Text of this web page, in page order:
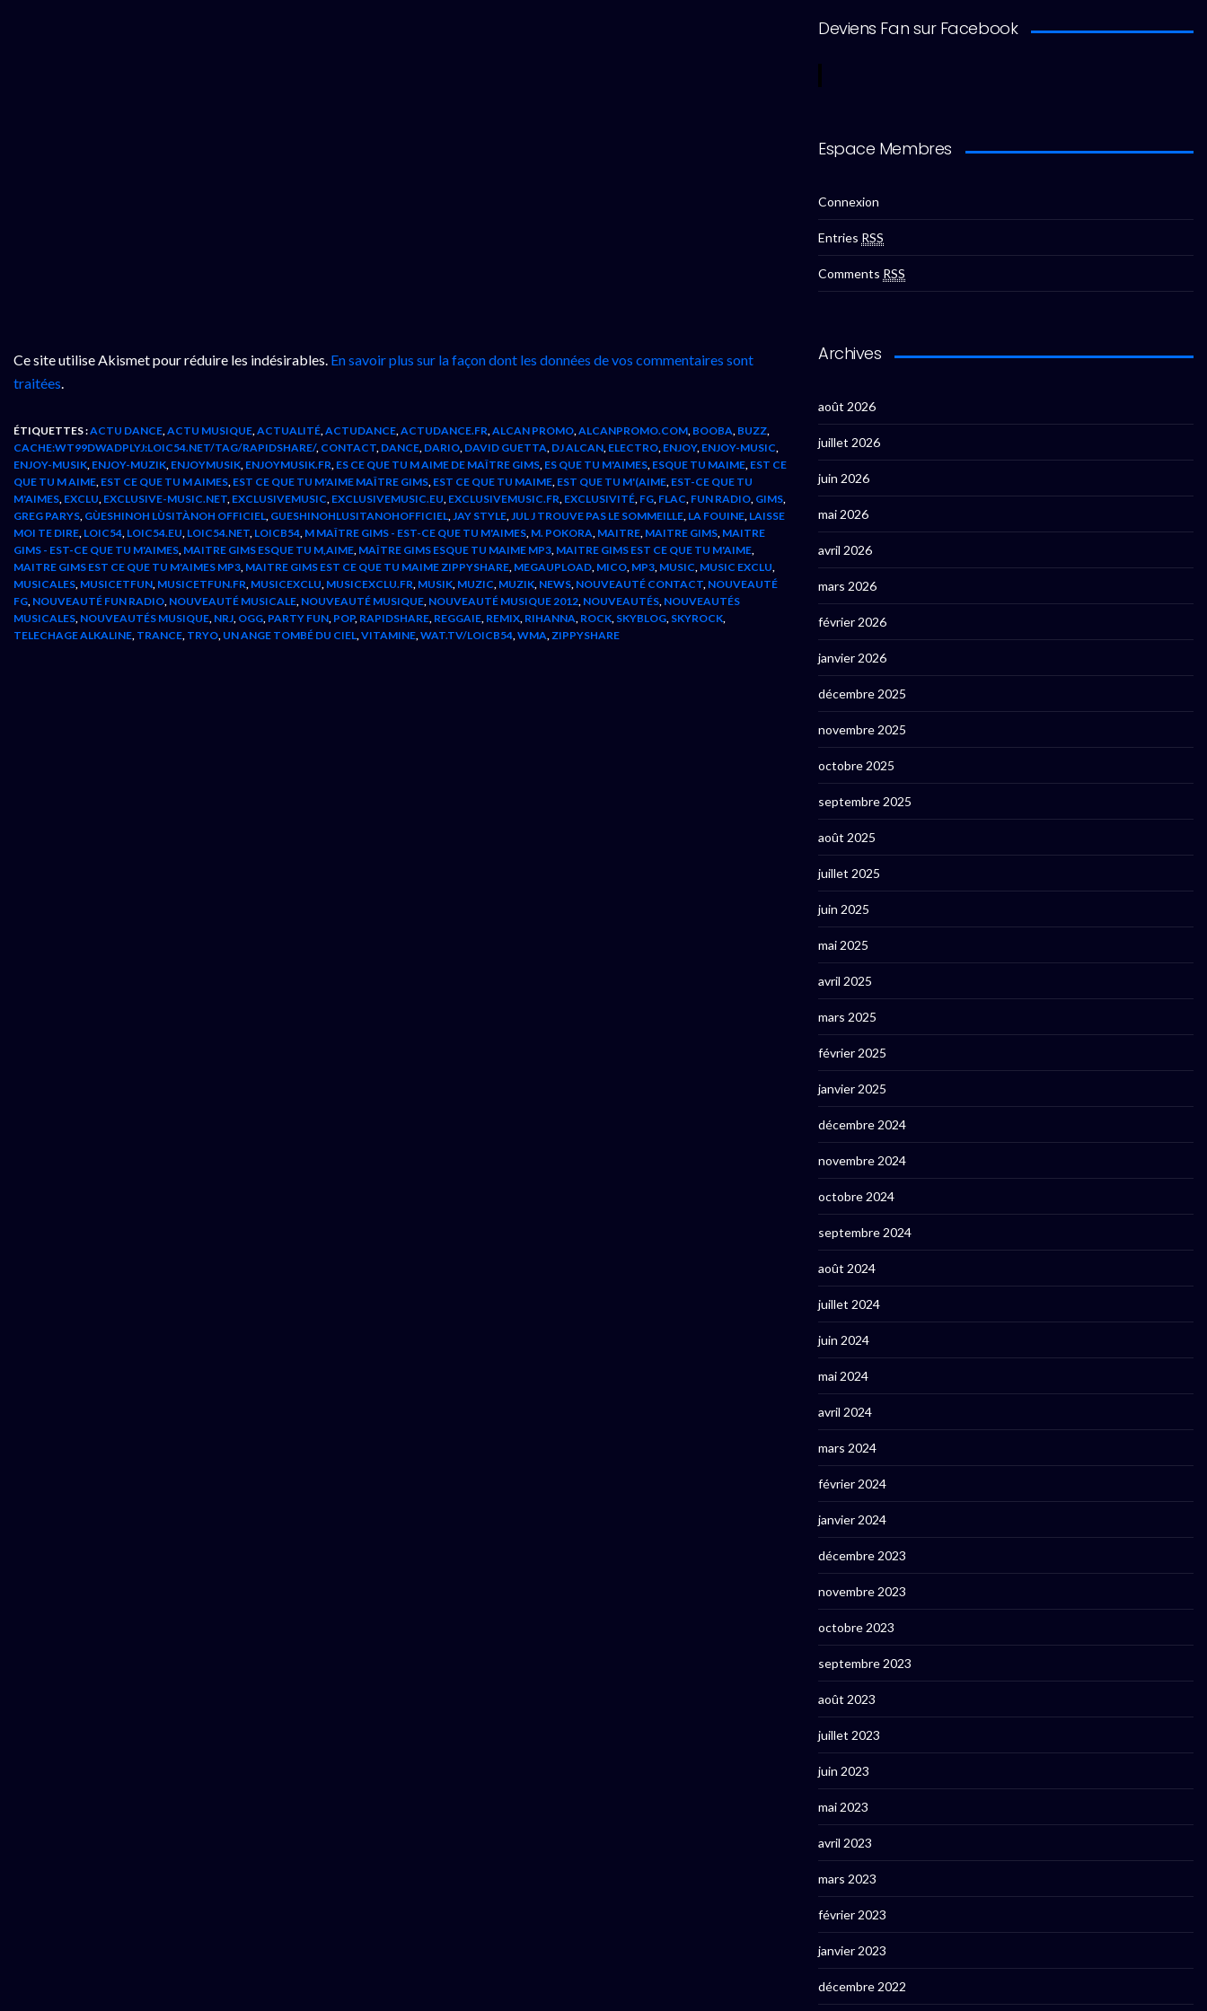
Ce site utilise Akismet pour réduire les indésirables. En savoir plus sur la façon dont les données de vos commentaires sont
traitées.
ÉTIQUETTES :ACTU DANCE,ACTU MUSIQUE,ACTUALITÉ,ACTUDANCE,ACTUDANCE.FR,ALCAN PROMO,ALCANPROMO.COM, BOOBA, BUZZ,
CACHE:WT99DWADPLYJ:LOIC54.NET/TAG/RAPIDSHARE/, CONTACT, DANCE, DARIO, DAVID GUETTA, DJ ALCAN, ELECTRO, ENJOY, ENJOY-MUSIC,
ENJOY-MUSIK, ENJOY-MUZIK, ENJOYMUSIK, ENJOYMUSIK.FR, ES CE QUE TU M AIME DE MAÎTRE GIMS, ES QUE TU M'AIMES, ESQUE TU MAIME, EST CE
QUE TU M AIME, EST CE QUE TU M AIMES, EST CE QUE TU M'AIME MAÎTRE GIMS, EST CE QUE TU MAIME, EST QUE TU M'(AIME, EST-CE QUE TU
M'AIMES, EXCLU, EXCLUSIVE-MUSIC.NET, EXCLUSIVEMUSIC, EXCLUSIVEMUSIC.EU, EXCLUSIVEMUSIC.FR, EXCLUSIVITÉ, FG, FLAC, FUN RADIO, GIMS,
GREG PARYS, GÙESHINOH LÙSITÀNOH OFFICIEL, GUESHINOHLUSITANOHOFFICIEL,JAY STYLE,JUL J TROUVE PAS LE SOMMEILLE, LA FOUINE, LAISSE
MOI TE DIRE, LOIC54, LOIC54.EU, LOIC54.NET, LOICB54, M MAÎTRE GIMS - EST-CE QUE TU M'AIMES, M. POKORA, MAITRE, MAITRE GIMS, MAITRE
GIMS - EST-CE QUE TU M'AIMES, MAITRE GIMS ESQUE TU M,AIME, MAÎTRE GIMS ESQUE TU MAIME MP3, MAITRE GIMS EST CE QUE TU M'AIME,
MAITRE GIMS EST CE QUE TU M'AIMES MP3, MAITRE GIMS EST CE QUE TU MAIME ZIPPYSHARE, MEGAUPLOAD, MICO, MP3, MUSIC, MUSIC EXCLU,
MUSICALES, MUSICETFUN, MUSICETFUN.FR, MUSICEXCLU, MUSICEXCLU.FR, MUSIK, MUZIC, MUZIK, NEWS, NOUVEAUTÉ CONTACT, NOUVEAUTÉ
FG, NOUVEAUTÉ FUN RADIO, NOUVEAUTÉ MUSICALE, NOUVEAUTÉ MUSIQUE, NOUVEAUTÉ MUSIQUE 2012, NOUVEAUTÉS, NOUVEAUTÉS
MUSICALES, NOUVEAUTÉS MUSIQUE, NRJ, OGG, PARTY FUN, POP, RAPIDSHARE, REGGAIE, REMIX, RIHANNA, ROCK, SKYBLOG, SKYROCK,
TELECHAGE ALKALINE, TRANCE, TRYO, UN ANGE TOMBÉ DU CIEL,VITAMINE,WAT.TV/LOICB54,WMA,ZIPPYSHARE
Deviens Fan sur Facebook
Espace Membres
Connexion
Entries RSS
Comments RSS
Archives
août 2026
juillet 2026
juin 2026
mai 2026
avril 2026
mars 2026
février 2026
janvier 2026
décembre 2025
novembre 2025
octobre 2025
septembre 2025
août 2025
juillet 2025
juin 2025
mai 2025
avril 2025
mars 2025
février 2025
janvier 2025
décembre 2024
novembre 2024
octobre 2024
septembre 2024
août 2024
juillet 2024
juin 2024
mai 2024
avril 2024
mars 2024
février 2024
janvier 2024
décembre 2023
novembre 2023
octobre 2023
septembre 2023
août 2023
juillet 2023
juin 2023
mai 2023
avril 2023
mars 2023
février 2023
janvier 2023
décembre 2022